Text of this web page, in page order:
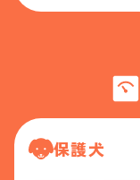
保護犬